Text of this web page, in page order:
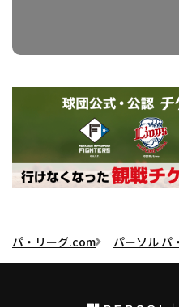
パ・リーグ.com パーソル パ